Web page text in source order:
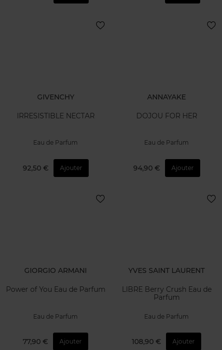
GIVENCHY
IRRESISTIBLE NECTAR
Eau de Parfum
92,50 € Ajouter
ANNAYAKE
DOJOU FOR HER
Eau de Parfum
94,90 € Ajouter
GIORGIO ARMANI
Power of You Eau de Parfum
Eau de Parfum
77,90 € Ajouter
YVES SAINT LAURENT
LIBRE Berry Crush Eau de
Parfum
Eau de Parfum
108,90 € Ajouter